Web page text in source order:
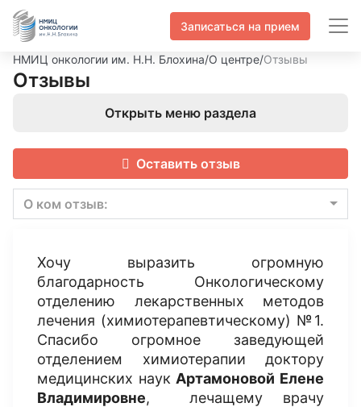
Записаться на прием
НМИЦ онкологии им. Н.Н. Блохина/О центре/Отзывы
Отзывы
Открыть меню раздела
Оставить отзыв
О ком отзыв:
Хочу выразить огромную
благодарность Онкологическому
отделению лекарственных методов
лечения (химиотерапевтическому) №1.
Спасибо огромное заведующей
отделением химиотерапии доктору
медицинских наук Артамоновой Елене
Владимировне, лечащему врачу